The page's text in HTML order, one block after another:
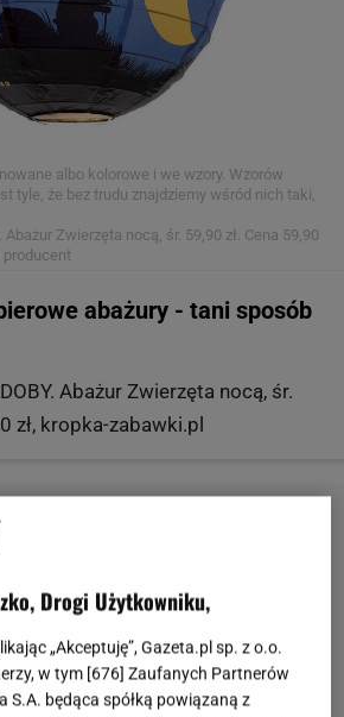
albo kolorowe i we wzory. Wzorów
tyle, że bez trudu znajdziemy wśród nich taki,
Abażur Zwierzęta nocą, śr. 59,90 zł. Cena 59,90
producent
abażury - tani sposób
Abażur Zwierzęta nocą, śr.
zł, kropka-zabawki.pl
Drogi Użytkowniku,
„Akceptuję”, Gazeta.pl sp. z o.o.
w tym [676] Zaufanych Partnerów
S.A. będąca spółką powiązaną z